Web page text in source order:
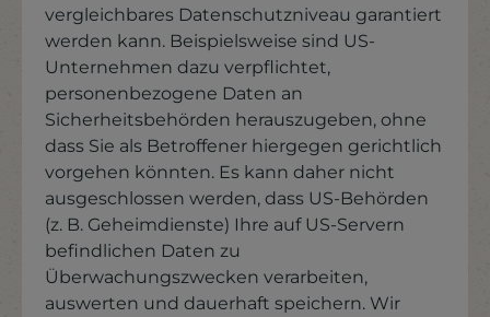
vergleichbares Datenschutzniveau garantiert
werden kann. Beispielsweise sind US-
Unternehmen dazu verpflichtet,
personenbezogene Daten an
Sicherheitsbehörden herauszugeben, ohne
dass Sie als Betroffener hiergegen gerichtlich
vorgehen könnten. Es kann daher nicht
ausgeschlossen werden, dass US-Behörden
(z. B. Geheimdienste) Ihre auf US-Servern
befindlichen Daten zu
Überwachungszwecken verarbeiten,
auswerten und dauerhaft speichern. Wir